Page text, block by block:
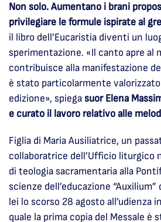
Non solo. Aumentano i brani
privilegiare le formule ispirate al
il libro dell’Eucaristia diventi un
sperimentazione. «Il canto apre al
contribuisce alla manifestazione
è stato particolarmente
edizione», spiega suor Elena
e curato il lavoro relativo alle
Figlia di Maria Ausiliatrice, un
collaboratrice dell’Ufficio liturgico
di teologia sacramentaria alla
scienze dell’educazione “Auxilium”
lei lo scorso 28 agosto all’udienza
quale la prima copia del Messale è